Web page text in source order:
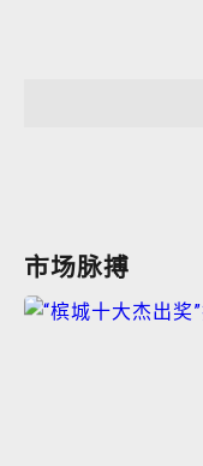
市场脉搏